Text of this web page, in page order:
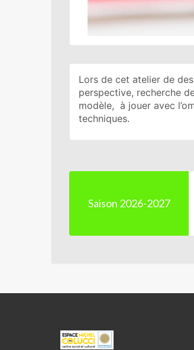
Lors de cet atelier de
perspective, recherche
modèle, à jouer avec
techniques.
Saison 2026-2027
ESPACE
MICHEL